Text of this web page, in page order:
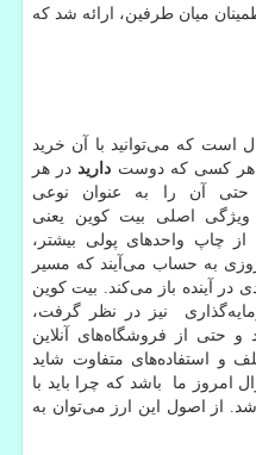
میان طرفین، ارائه شد که
است که می‌توانید با آن خرید
هر کسی که دوست داریددر هر
حتی آن را به عنوان نوعی
ویژگی اصلی بیت کوین یعنی
چاپ واحدهای پولی بیشتر،
به حساب می‌آیند که مسیر
در آینده باز می‌کند. بیت کوین
نیز در نظر گرفت،
و حتی از فروشگاه‌های آنلاین
و استفاده‌های متفاوت شاید
امروز ما باشد که چرا باید با
شد. از اصول این ارز می‌توان به